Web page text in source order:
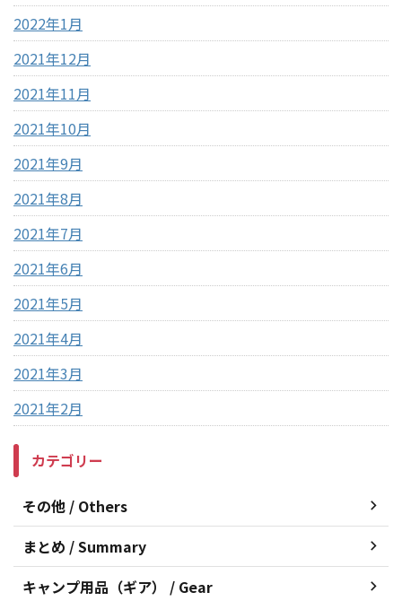
2022年1月
2021年12月
2021年11月
2021年10月
2021年9月
2021年8月
2021年7月
2021年6月
2021年5月
2021年4月
2021年3月
2021年2月
カテゴリー
その他 / Others
まとめ / Summary
キャンプ用品（ギア） / Gear